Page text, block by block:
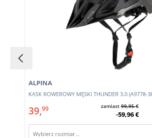
KASK ROWEROWY MĘSKI THUNDER 3.0 (A9778-
ALPINA
39,99 zamiast99,95 €
-59,96 €
Wybierz rozmiar…